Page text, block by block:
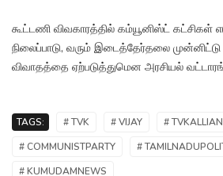
கூட்டணி விவகாரத்தில் கம்யூனிஸ்ட் கட்சிகள்
நிலைப்பாடு, வரும் இடைத்தேர்தலை முன்னிட்டு
விவாதத்தை ஏற்படுத்துமென அரசியல்
TAGS: # TVK # VIJAY #
# COMMUNISTPARTY
#
# KUMUDAMNEWS